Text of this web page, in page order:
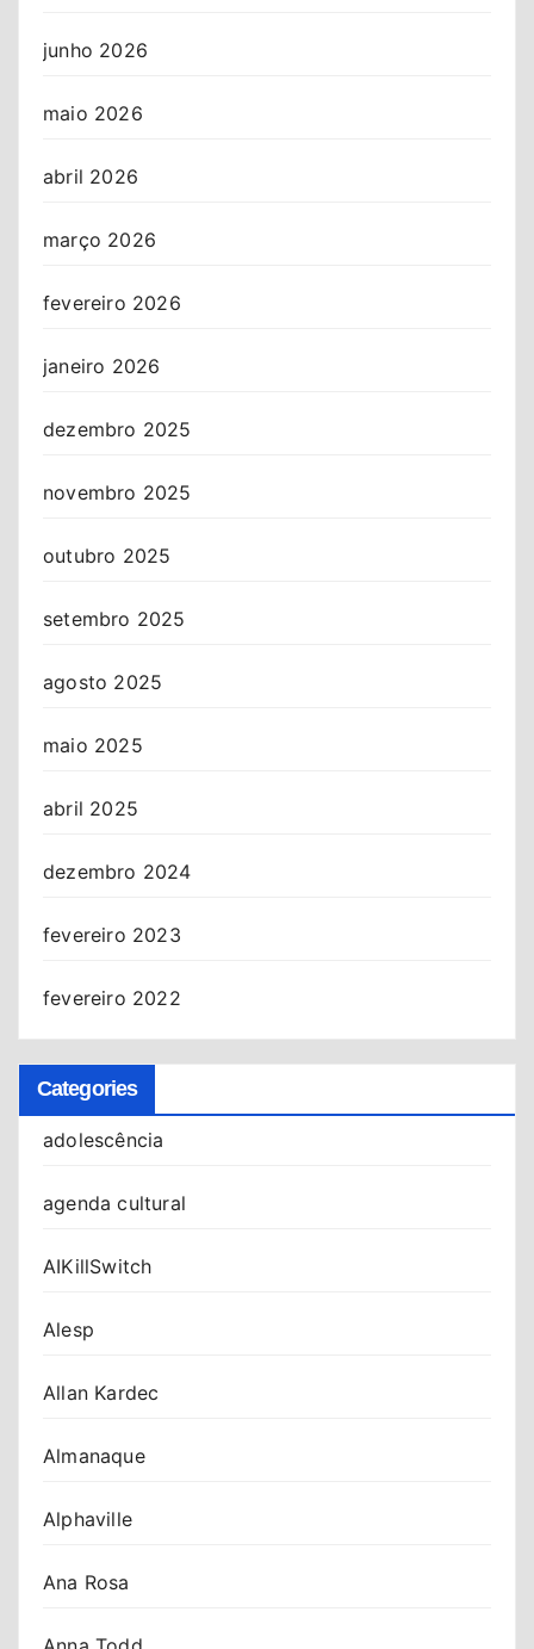
junho 2026
maio 2026
abril 2026
março 2026
fevereiro 2026
janeiro 2026
dezembro 2025
novembro 2025
outubro 2025
setembro 2025
agosto 2025
maio 2025
abril 2025
dezembro 2024
fevereiro 2023
fevereiro 2022
Categories
adolescência
agenda cultural
AIKillSwitch
Alesp
Allan Kardec
Almanaque
Alphaville
Ana Rosa